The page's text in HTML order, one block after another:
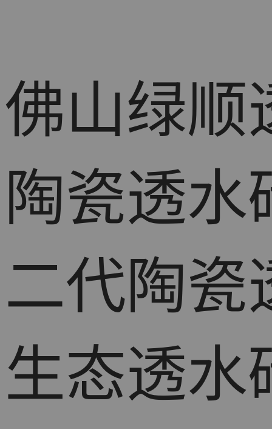
佛山绿顺
陶瓷透
二代陶瓷
生态透水